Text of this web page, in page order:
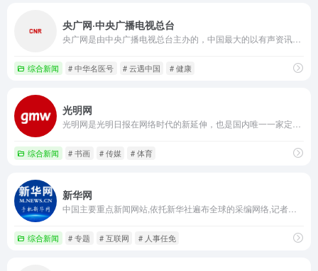
央广网·中央广播电视总台
综合新闻 # 中华名医号 # 云遇中国 # 健康
光明网
综合新闻 # 书画 # 传媒 # 体育
新华网
综合新闻 # 专题 # 互联网 # 人事任免